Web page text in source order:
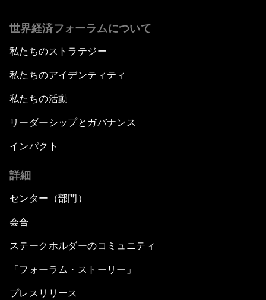
世界経済フォーラムについて
私たちのストラテジー
私たちのアイデンティティ
私たちの活動
リーダーシップとガバナンス
インパクト
詳細
センター（部門）
会合
ステークホルダーのコミュニティ
「フォーラム・ストーリー」
プレスリリース